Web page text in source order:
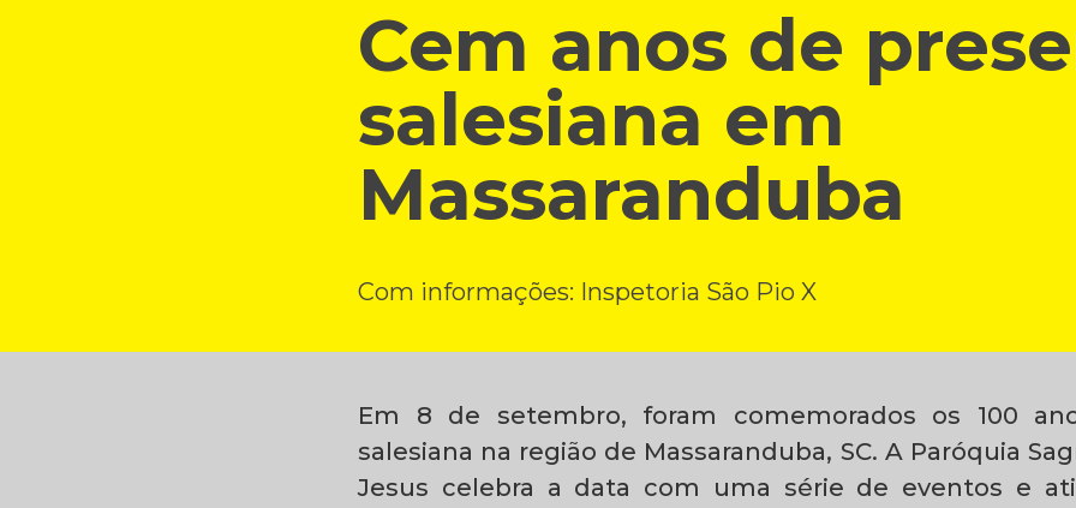
Cem anos de
salesiana em
Massaranduba
Com informações: Inspetoria São Pio X
Em 8 de setembro, foram comemorados os 100
salesiana na região de Massaranduba, SC. A Paróquia
Jesus celebra a data com uma série de eventos e